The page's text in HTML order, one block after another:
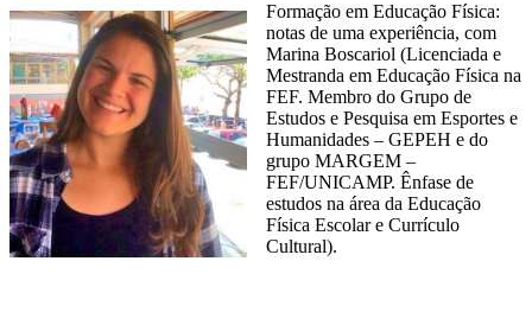
Formação em Educação Física:
notas de uma experiência, com
Marina Boscariol (Licenciada e
Mestranda em Educação Física na
FEF. Membro do Grupo de
Estudos e Pesquisa em Esportes e
Humanidades – GEPEH e do
grupo MARGEM –
FEF/UNICAMP. Ênfase de
estudos na área da Educação
Física Escolar e Currículo
Cultural).